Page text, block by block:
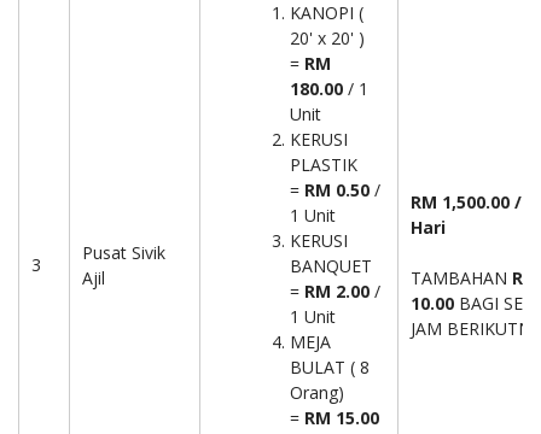
3
Pusat Sivik
Ajil
KANOPI (
20' x 20' )
= RM
180.00 / 1
Unit
KERUSI
PLASTIK
= RM 0.50 /
1 Unit
KERUSI
BANQUET
= RM 2.00 /
1 Unit
MEJA
BULAT ( 8
Orang)
= RM 15.00
RM 1,500.00 /
Hari
TAMBAHAN RM
10.00 BAGI
JAM